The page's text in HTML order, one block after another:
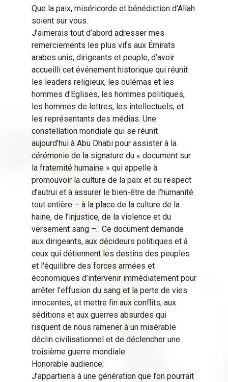
Que la paix, miséricorde et bénédiction d’Allah
soient sur vous.
J’aimerais tout d’abord adresser mes
remerciements les plus vifs aux Émirats
arabes unis, dirigeants et peuple, d’avoir
accueilli cet événement historique qui réunit
les leaders religieux, les oulémas et les
hommes d'Eglises, les hommes politiques,
les hommes de lettres, les intellectuels, et
les représentants des médias. Une
constellation mondiale qui se réunit
aujourd’hui à Abu Dhabi pour assister à la
cérémonie de la signature du « document sur
la fraternité humaine » qui appelle à
promouvoir la culture de la paix et du respect
d’autrui et à assurer le bien-être de l’humanité
tout entière – à la place de la culture de la
haine, de l’injustice, de la violence et du
versement sang –. Ce document demande
aux dirigeants, aux décideurs politiques et à
ceux qui détiennent les destins des peuples
et l'équilibre des forces armées et
économiques d’intervenir immédiatement pour
arrêter l’effusion du sang et la perte de vies
innocentes, et mettre fin aux conflits, aux
séditions et aux guerres absurdes qui
risquent de nous ramener à un misérable
déclin civilisationnel et de déclencher une
troisième guerre mondiale.
Honorable audience;
J’appartiens à une génération que l’on pourrait